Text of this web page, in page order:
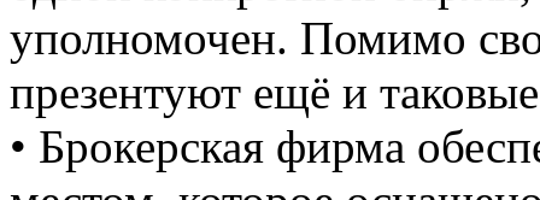
уполномочен. Помимо
презентуют ещё и
• Брокерская фирма